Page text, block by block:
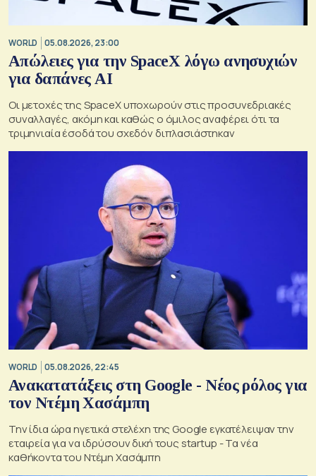
WORLD 05.08.2026, 23:00
Απώλειες για την SpaceX λόγω ανησυχιών
για δαπάνες ΑΙ
Οι μετοχές της SpaceX υποχωρούν στις προσυνεδριακές
συναλλαγές, ακόμη και καθώς ο όμιλος αναφέρει ότι τα
τριμηνιαία έσοδά του σχεδόν διπλασιάστηκαν
WORLD 05.08.2026, 22:45
Ανακατατάξεις στη Google - Νέος ρόλος για
τον Ντέμη Χασάμπη
Την ίδια ώρα ηγετικά στελέχη της Google εγκατέλειψαν την
εταιρεία για να ιδρύσουν δική τους startup - Τα νέα
καθήκοντα του Ντέμη Χασάμπη